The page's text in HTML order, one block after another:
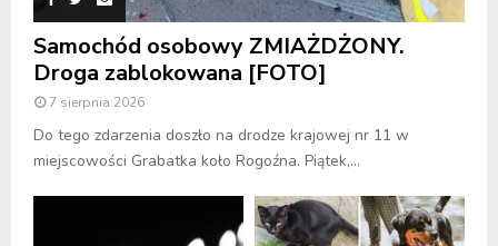
Samochód osobowy ZMIAŻDŻONY.
Droga zablokowana [FOTO]
7 sierpnia 2026
Do tego zdarzenia doszło na drodze krajowej nr 11 w
miejscowości Grabatka koło Rogoźna. Piątek,...